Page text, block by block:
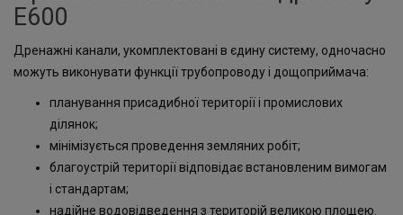
E600
Дренажні канали, укомплектовані в єдину систему, одночасно
можуть виконувати функції трубопроводу і дощоприймача:
планування присадибної території і промислових
ділянок;
мінімізується проведення земляних робіт;
благоустрій території відповідає встановленим вимогам
і стандартам;
надійне водовідведення з територій великою площею.